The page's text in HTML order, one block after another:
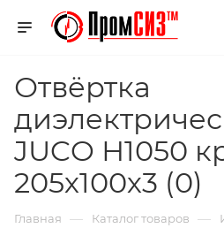
Отвёртка
JUCO Н1050
205х100х3 (0)
Главная — Каталог товаров —